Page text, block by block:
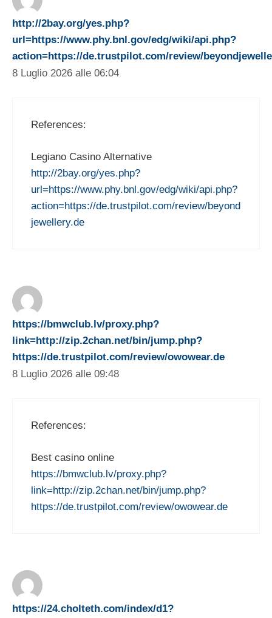
http://2bay.org/yes.php?
url=https://www.phy.bnl.gov/edg/wiki/api.php?
action=https://de.trustpilot.com/review/
8 Luglio 2026 alle 06:04
References:
Legiano Casino Alternative
http://2bay.org/yes.php?
url=https://www.phy.bnl.gov/edg/wiki/api.php?
action=https://de.trustpilot.com/review/beyond
jewellery.de
https://bmwclub.lv/proxy.php?
link=http://zip.2chan.net/bin/jump.php?
https://de.trustpilot.com/review/owowear.de
8 Luglio 2026 alle 09:48
References:
Best casino online
https://bmwclub.lv/proxy.php?
link=http://zip.2chan.net/bin/jump.php?
https://de.trustpilot.com/review/owowear.de
https://24.cholteth.com/index/d1?